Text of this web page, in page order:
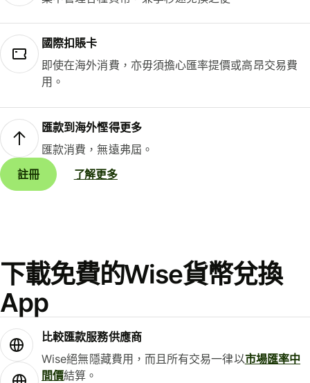
國際扣賬卡
即使在海外消費，亦毋須擔心匯率提價或高昂交易費
用。
匯款到海外慳得更多
匯款消費，無遠弗屆。
註冊
了解更多
下載免費的Wise貨幣兌換
App
比較匯款服務供應商
Wise絕無隱藏費用，而且所有交易一律以市場匯率中
間價結算。